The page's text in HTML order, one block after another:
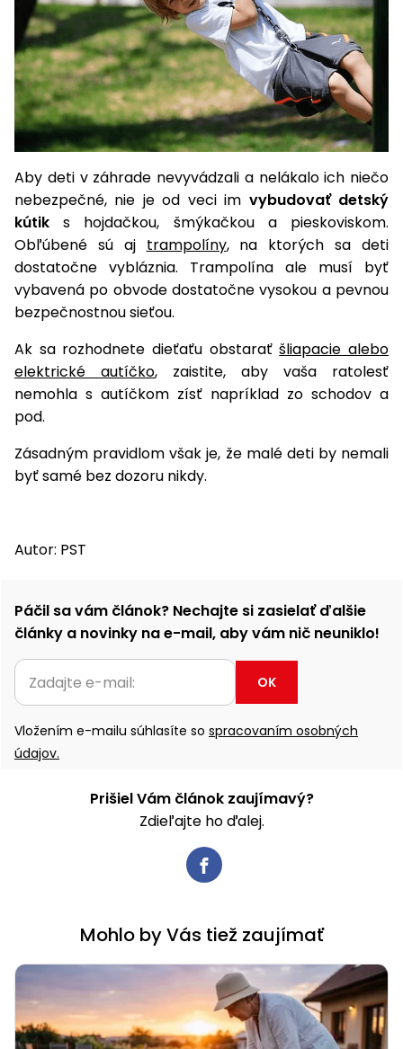
Aby deti v záhrade nevyvádzali a nelákalo ich niečo
nebezpečné, nie je od veci im vybudovať detský
kútik s hojdačkou, šmýkačkou a pieskoviskom.
Obľúbené sú aj trampolíny, na ktorých sa deti
dostatočne vybláznia. Trampolína ale musí byť
vybavená po obvode dostatočne vysokou a pevnou
bezpečnostnou sieťou.
Ak sa rozhodnete dieťaťu obstaraťšliapacie alebo
elektrické autíčko, zaistite, aby vaša ratolesť
nemohla s autíčkom zísť napríklad zo schodov a
pod.
Zásadným pravidlom však je, že malé deti by nemali
byť samé bez dozoru nikdy.
Autor: PST
Páčil sa vám článok? Nechajte si zasielať ďalšie
články a novinky na e-mail, aby vám nič neuniklo!
OK
Vložením e-mailu súhlasíte so spracovaním osobných
údajov.
Prišiel Vám článok zaujímavý?
Zdieľajte ho ďalej.
Mohlo by Vás tiež zaujímať